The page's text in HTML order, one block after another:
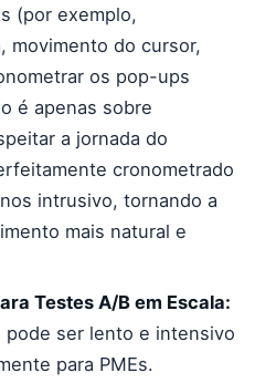
(por exemplo,
movimento do cursor,
os pop-ups
é apenas sobre
a jornada do
cronometrado
intrusivo, tornando a
mais natural e
Testes A/B em Escala:
ser lento e intensivo
para PMEs.